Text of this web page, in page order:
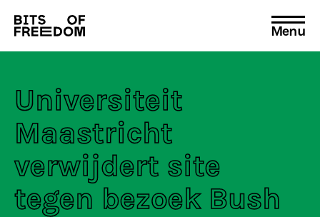
Search
for:
Menu
Universiteit
Maastricht
verwijdert site
tegen bezoek Bush